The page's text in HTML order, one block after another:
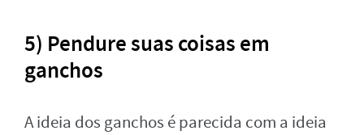
5) Pendure suas coisas em
ganchos
A ideia dos ganchos é parecida com a ideia